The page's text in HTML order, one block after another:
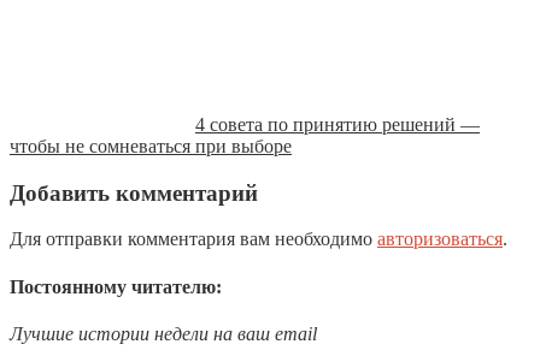
4 совета по принятию решений —
чтобы не сомневаться при выборе
Добавить комментарий
Для отправки комментария вам необходимо авторизоваться.
Постоянному читателю:
Лучшие истории недели на ваш email